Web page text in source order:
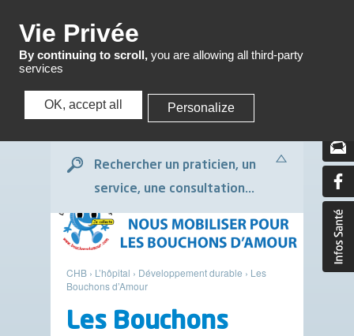
Menu
Rechercher un praticien, un
service, une consultation...
CHB › L’hôpital › Développement durable › Les
Bouchons d’Amour
Les Bouchons
Vie Privée
By continuing to scroll, you are allowing all third-party
services
OK, accept all Personalize